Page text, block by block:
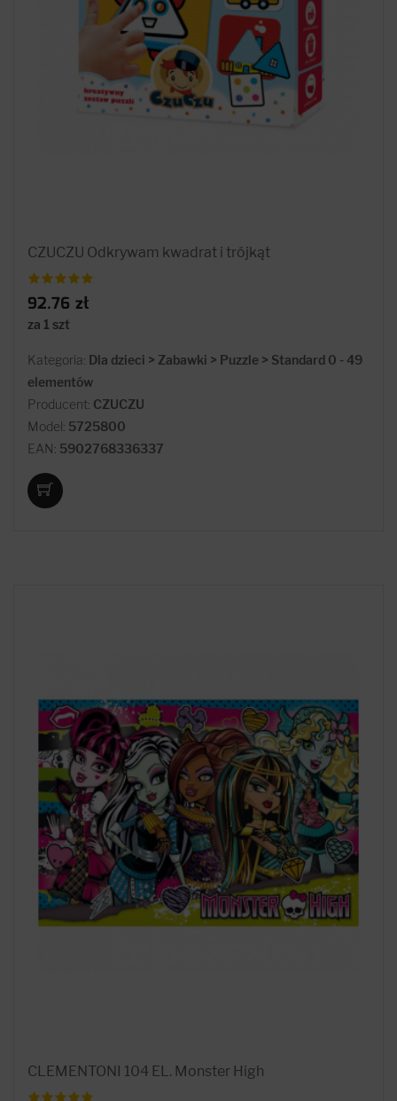
CZUCZU Odkrywam kwadrat i trójkąt
92.76 zł
za 1 szt
Kategoria: Dla dzieci > Zabawki > Puzzle > Standard 0 - 49
elementów
Producent: CZUCZU
Model: 5725800
EAN: 5902768336337
CLEMENTONI 104 EL. Monster High